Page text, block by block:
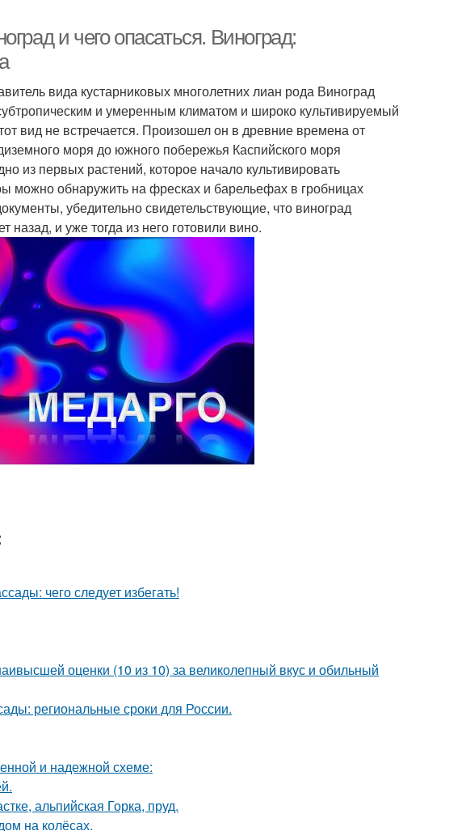
и чего опасаться. Виноград:
вида кустарниковых многолетних лиан рода Виноград
и умеренным климатом и широко культивируемый
вид не встречается. Произошел он в древние времена от
моря до южного побережья Каспийского моря
из первых растений, которое начало культивировать
можно обнаружить на фресках и барельефах в гробницах
убедительно свидетельствующие, что виноград
и уже тогда из него готовили вино.
чего следует избегать!
оценки (10 из 10) за великолепный вкус и обильный
региональные сроки для России.
и надежной схеме:
альпийская Горка, пруд.
на колёсах.